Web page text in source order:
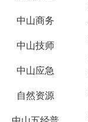
中山商务
中山技师
中山应急
自然资源